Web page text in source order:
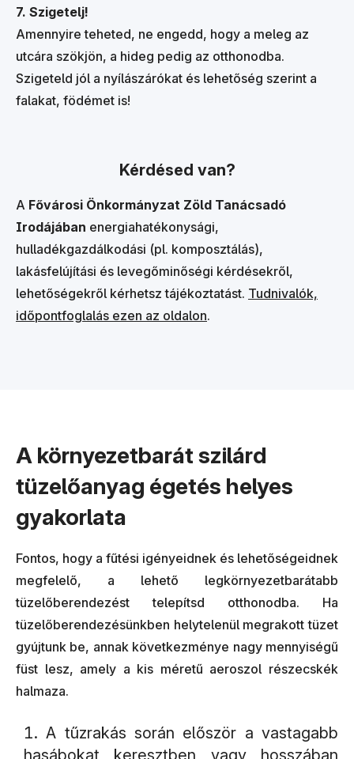
7. Szigetelj!
Amennyire teheted, ne engedd, hogy a meleg az
utcára szökjön, a hideg pedig az otthonodba.
Szigeteld jól a nyílászárókat és lehetőség szerint a
falakat, födémet is!
Kérdésed van?
A Fővárosi Önkormányzat Zöld Tanácsadó
Irodájában energiahatékonysági,
hulladékgazdálkodási (pl. komposztálás),
lakásfelújítási és levegőminőségi kérdésekről,
lehetőségekről kérhetsz tájékoztatást. Tudnivalók,
időpontfoglalás ezen az oldalon.
A környezetbarát szilárd
tüzelőanyag égetés helyes
gyakorlata
Fontos, hogy a fűtési igényeidnek és lehetőségeidnek
megfelelő, a lehető legkörnyezetbarátabb
tüzelőberendezést telepítsd otthonodba. Ha
tüzelőberendezésünkben helytelenül megrakott tüzet
gyújtunk be, annak következménye nagy mennyiségű
füst lesz, amely a kis méretű aeroszol részecskék
halmaza.
A tűzrakás során először a vastagabb
hasábokat keresztben vagy hosszában